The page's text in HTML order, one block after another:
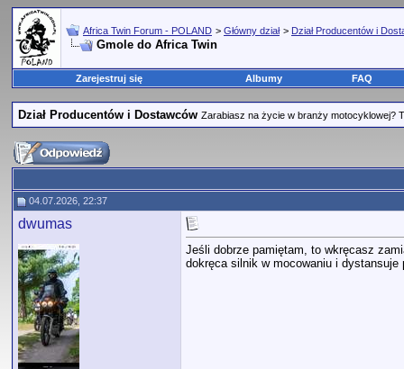
Africa Twin Forum - POLAND > Główny dział > Dział Producentów i
Gmole do Africa Twin
Zarejestruj się Albumy FAQ
Dział Producentów i Dostawców Zarabiasz na życie w branży motocyklowej?
04.07.2026, 22:37
dwumas
Jeśli dobrze pamiętam, to wkręcasz
dokręca silnik w mocowaniu i